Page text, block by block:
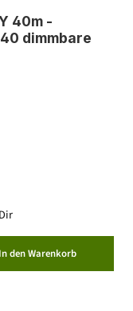
40m -
dimmbare
In den Warenkorb